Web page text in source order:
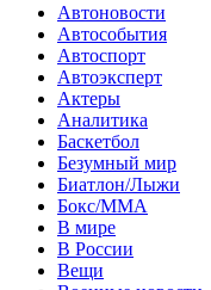
Автоновости
Автособытия
Автоспорт
Автоэксперт
Актеры
Аналитика
Баскетбол
Безумный мир
Биатлон/Лыжи
Бокс/MMA
В мире
В России
Вещи